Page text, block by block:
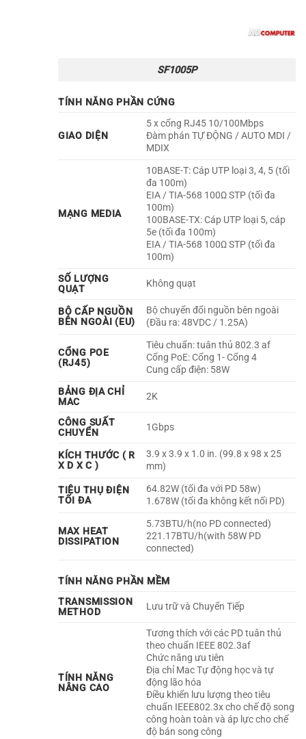
SF1005P
TÍNH NĂNG PHẦN CỨNG
GIAO DIỆN
5 x cổng RJ45 10/100Mbps
Đàm phán TỰ ĐỘNG / AUTO MDI /
MDIX
MẠNG MEDIA
10BASE-T: Cáp UTP loại 3, 4, 5 (tối
đa 100m)
EIA / TIA-568 100Ω STP (tối đa
100m)
100BASE-TX: Cáp UTP loại 5, cáp
5e (tối đa 100m)
EIA / TIA-568 100Ω STP (tối đa
100m)
SỐ LƯỢNG
QUẠT
Không quạt
BỘ CẤP NGUỒN
BÊN NGOÀI (EU)
Bộ chuyển đổi nguồn bên ngoài
(Đầu ra: 48VDC / 1.25A)
CỔNG POE
(RJ45)
Tiêu chuẩn: tuân thủ 802.3 af
Cổng PoE: Cổng 1- Cổng 4
Cung cấp điện: 58W
BẢNG ĐỊA CHỈ
MAC
2K
CÔNG SUẤT
CHUYỂN
1Gbps
KÍCH THƯỚC ( R
X D X C )
3.9 x 3.9 x 1.0 in. (99.8 x 98 x 25
mm)
TIÊU THỤ ĐIỆN
TỐI ĐA
64.82W (tối đa với PD 58w)
1.678W (tối đa không kết nối PD)
MAX HEAT
DISSIPATION
5.73BTU/h(no PD connected)
221.17BTU/h(with 58W PD
connected)
TÍNH NĂNG PHẦN MỀM
TRANSMISSION
METHOD
Lưu trữ và Chuyển Tiếp
TÍNH NĂNG
NÂNG CAO
Tương thích với các PD tuân thủ
theo chuẩn IEEE 802.3af
Chức năng ưu tiên
Địa chỉ Mac Tự động học và tự
động lão hóa
Điều khiển lưu lượng theo tiêu
chuẩn IEEE802.3x cho chế độ song
công hoàn toàn và áp lực cho chế
độ bán song công